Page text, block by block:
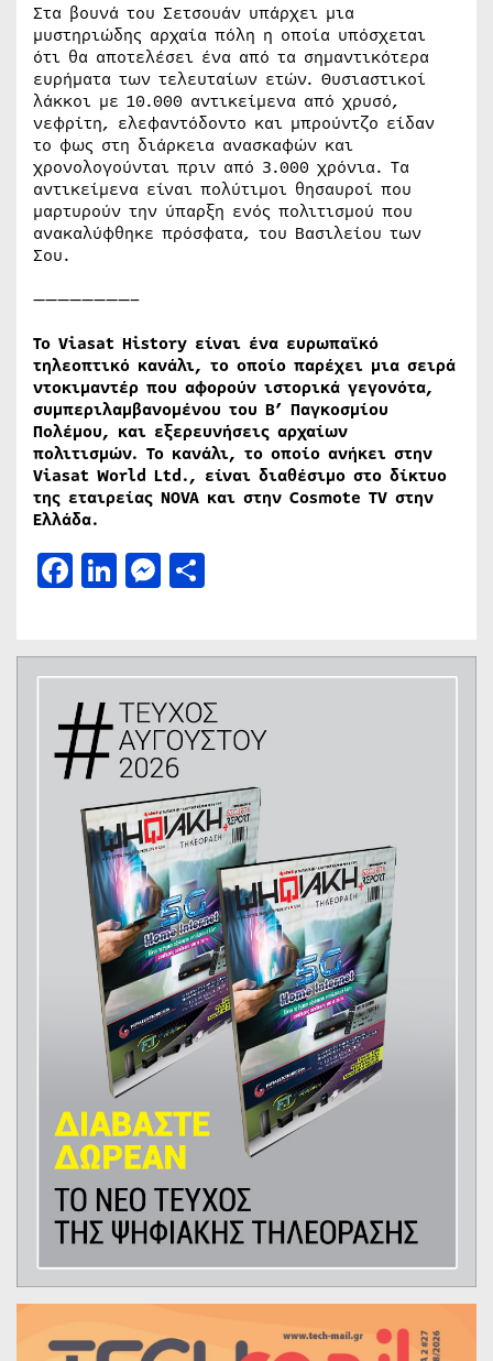
Στα βουνά του Σετσουάν υπάρχει μια
μυστηριώδης αρχαία πόλη η οποία υπόσχεται
ότι θα αποτελέσει ένα από τα σημαντικότερα
ευρήματα των τελευταίων ετών. Θυσιαστικοί
λάκκοι με 10.000 αντικείμενα από χρυσό,
νεφρίτη, ελεφαντόδοντο και μπρούντζο είδαν
το φως στη διάρκεια ανασκαφών και
χρονολογούνται πριν από 3.000 χρόνια. Τα
αντικείμενα είναι πολύτιμοι θησαυροί που
μαρτυρούν την ύπαρξη ενός πολιτισμού που
ανακαλύφθηκε πρόσφατα, του Βασιλείου των
Σου.
————————–
Το Viasat History είναι ένα ευρωπαϊκό
τηλεοπτικό κανάλι, το οποίο παρέχει μια σειρά
ντοκιμαντέρ που αφορούν ιστορικά γεγονότα,
συμπεριλαμβανομένου του Β’ Παγκοσμίου
Πολέμου, και εξερευνήσεις αρχαίων
πολιτισμών. Το κανάλι, το οποίο ανήκει στην
Viasat World Ltd., είναι διαθέσιμο στο δίκτυο
της εταιρείας NOVA και στην Cosmote TV στην
Ελλάδα.
Facebook
LinkedIn
Messenger